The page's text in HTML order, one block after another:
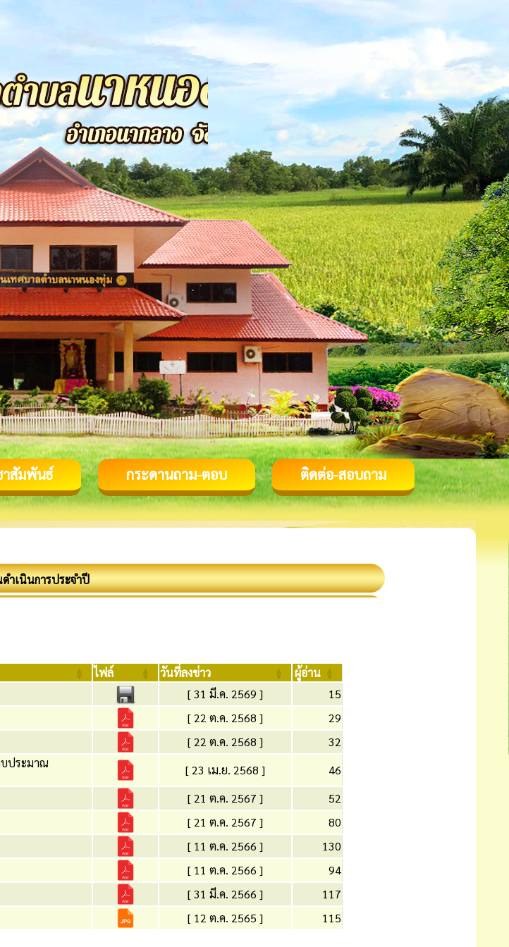
าสัมพันธ์ กระดานถาม-ตอบ ติดต่อ-สอบถาม
ำเนินการประจำปี
ไฟล์ วันที่ลงข่าว
ผู้อ่าน
[ 31 มี.ค. 2569 ]
15
[ 22 ต.ค. 2568 ]
29
[ 22 ต.ค. 2568 ]
32
บประมาณ
[ 23 เม.ย. 2568 ]
46
[ 21 ต.ค. 2567 ]
52
[ 21 ต.ค. 2567 ]
80
[ 11 ต.ค. 2566 ]
130
[ 11 ต.ค. 2566 ]
94
[ 31 มี.ค. 2566 ]
117
[ 12 ต.ค. 2565 ] 115